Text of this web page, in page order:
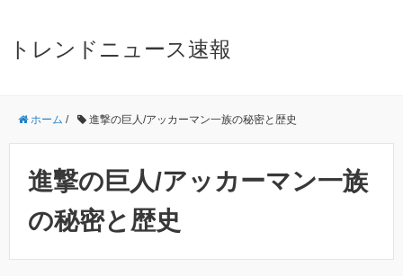
トレンドニュース速報
ホーム / 進撃の巨人/アッカーマン一族の秘密と歴史
進撃の巨人/アッカーマン一族
の秘密と歴史